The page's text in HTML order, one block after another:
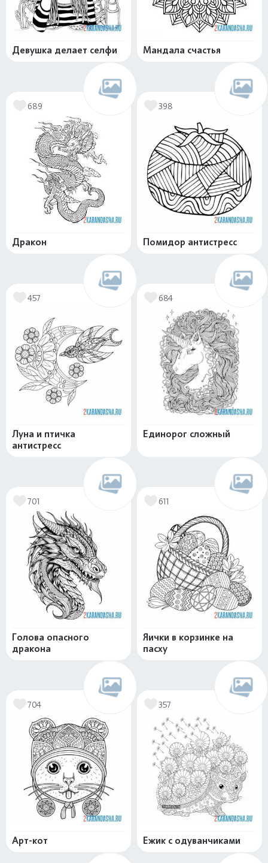
Девушка делает селфи Мандала счастья
689
Дракон
398
Помидор антистресс
457
Луна и птичка
антистресс
684
Единорог сложный
701
Голова опасного
дракона
611
Яички в корзинке на
пасху
704
Арт-кот
357
Ежик с одуванчиками